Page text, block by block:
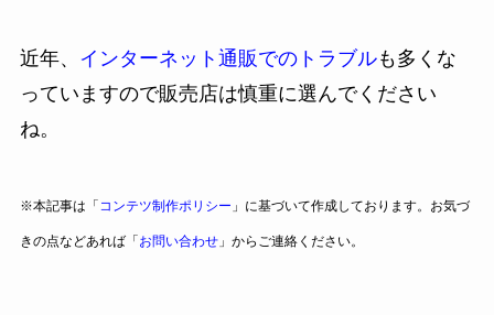
近年、 インターネット通販でのトラブルも多くな
っていますので販売店は慎重に選んでください
ね。
※本記事は「 コンテツ制作ポリシー 」に基づいて作成しております。お気づ
きの点などあれば「 お問い合わせ」からご連絡ください。